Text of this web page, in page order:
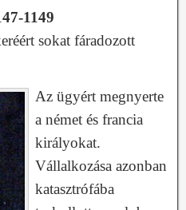
1149
sokat fáradozott
Az ügyért megnyerte
a német és francia
királyokat.
Vállalkozása azonban
katasztrófába